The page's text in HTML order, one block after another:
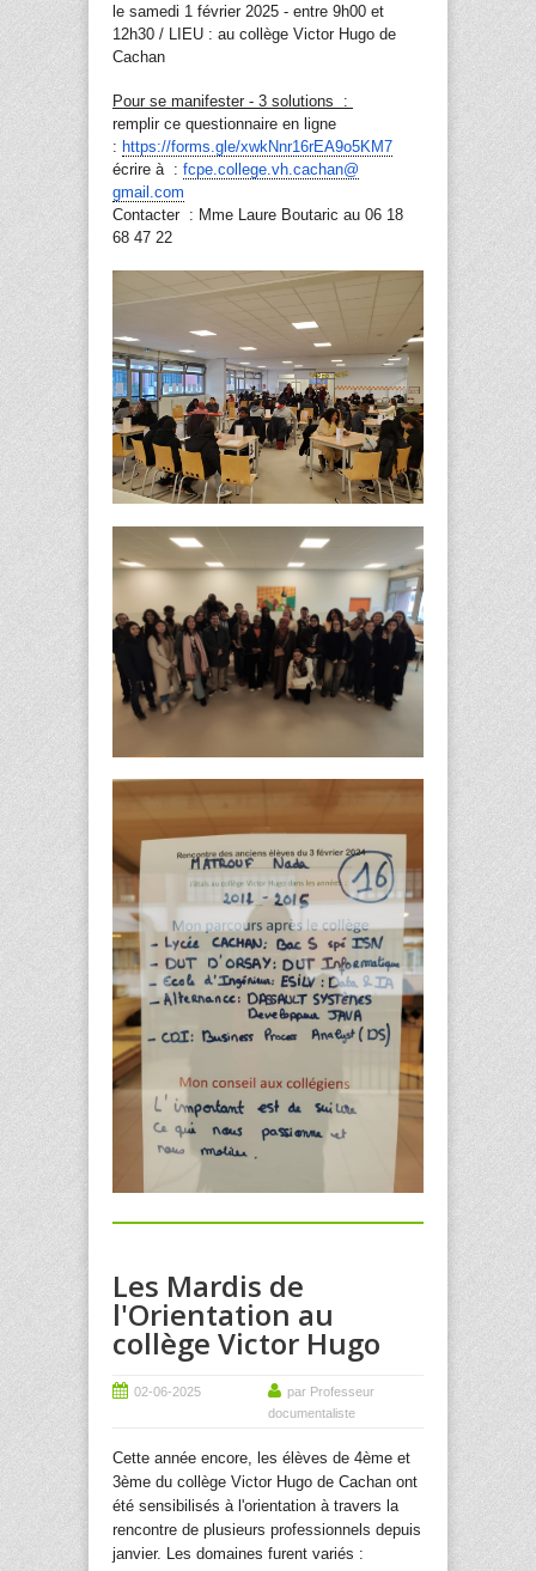
le samedi 1 février 2025 - entre 9h00 et
12h30 /
LIEU : au collège Victor Hugo de
Cachan
Pour se manifester - 3 solutions :
remplir ce questionnaire en ligne
: https://forms.gle/xwkNnr16rEA9o5KM7
écrire à : fcpe.college.vh.cachan@
gmail.com
Contacter : Mme Laure Boutaric au 06 18
68 47 22
Les Mardis de
l'Orientation au
collège Victor Hugo
02-06-2025
par Professeur
documentaliste
Cette année encore, les élèves de 4ème et
3ème du collège Victor Hugo de Cachan ont
été sensibilisés à l'orientation à travers la
rencontre de plusieurs professionnels depuis
janvier. Les domaines furent variés :